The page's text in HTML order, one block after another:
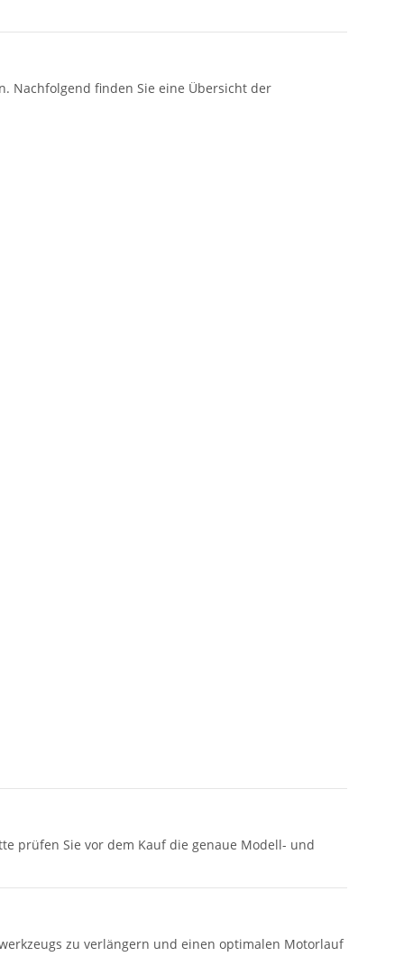
Nachfolgend finden Sie eine Übersicht der
prüfen Sie vor dem Kauf die genaue Modell- und
zu verlängern und einen optimalen Motorlauf